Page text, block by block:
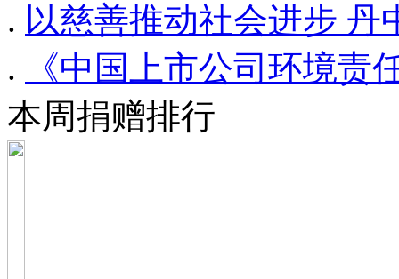
. 以慈善推动社会进步 丹
.
《中国上市公司环境责
本周捐赠排行